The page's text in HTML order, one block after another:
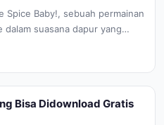
Spice Baby!, sebuah permainan
suasana dapur yang
Bisa Didownload Gratis